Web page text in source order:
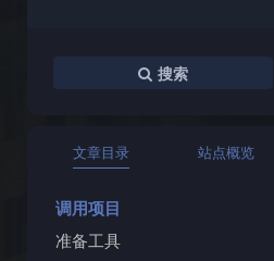
搜索
文章目录 站点概览
调用项目
准备工具